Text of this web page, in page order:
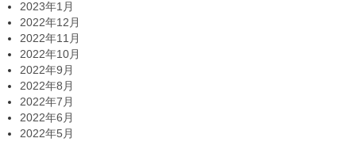
2023年1月
2022年12月
2022年11月
2022年10月
2022年9月
2022年8月
2022年7月
2022年6月
2022年5月